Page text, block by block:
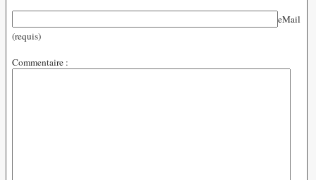
eMail
(requis)
Commentaire :